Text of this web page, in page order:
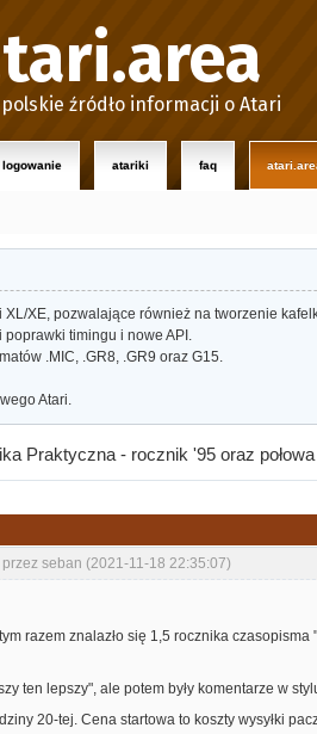
polskie źródło informacji o Atari
logowanie atariki faq
XE, pozwalające również na tworzenie
timingu i nowe API.
.MIC, .GR8, .GR9 oraz G15.
Atari.
Praktyczna - rocznik '95 oraz
seban (2021-11-18 22:35:07)
razem znalazło się 1,5 rocznika
ten lepszy", ale potem były komentarze w
20-tej. Cena startowa to koszty wysyłki